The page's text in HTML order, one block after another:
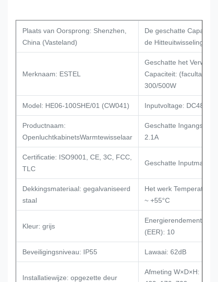
Plaats van Oorsprong: Shenzhen,
China (Vasteland)
De geschatte
de Hitteuitwisseling:
Merknaam: ESTEL
Geschatte het
Capaciteit: (facultatief)
300/500W
Model: HE06-100SHE/01 (CW041) Inputvoltage: DC48V
Productnaam:
OpenluchtkabinetsWarmtewisselaar
Geschatte
2.1A
Certificatie: ISO9001, CE, 3C, FCC,
TLC
Geschatte Inputmacht:
Dekkingsmateriaal: gegalvaniseerd
staal
Het werk Temperatuur:
~ +55°C
Kleur: grijs
(EER): 10
Beveiligingsniveau: IP55 Lawaai: 62dB
Installatiewijze: opgezette deur
Afmeting W×D×H: